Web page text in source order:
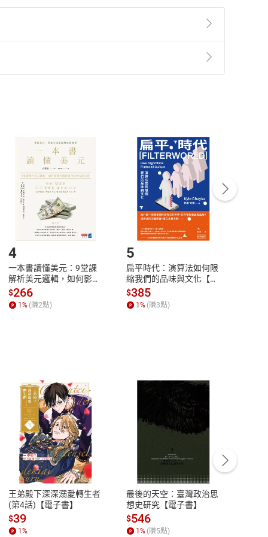
第2條第5款之規定，「非以有形媒介提供之數位
有形媒介提供之數位內容，消費者同意若訂購後
點選「瀏覽訂單明細」
「申請取消訂單/退
貨。
付款方式
Payment
完成訂單
Complete
號，下載書籍後看書
性
參
客服資訊
服務時間：週一到週五 10:00-12:00、
13:00-17:00 (國定假日及例假日休息)
客服電話：0080-1857077
4
一本書讀懂美元：9堂課
解析美元邏輯，如何影響
全球經濟和每個人的投資
【電子書】
$266
1% (賺2點)
5
扁平時代：演算法如何限
縮我們的品味與文化【電
子書】
$385
1% (賺3點)
王弟殿下深深溺愛轉生者
(第4話)【電子書】
$39
1%
最後的天空：臺灣政治思
想史研究【電子書】
$546
1% (賺5點)